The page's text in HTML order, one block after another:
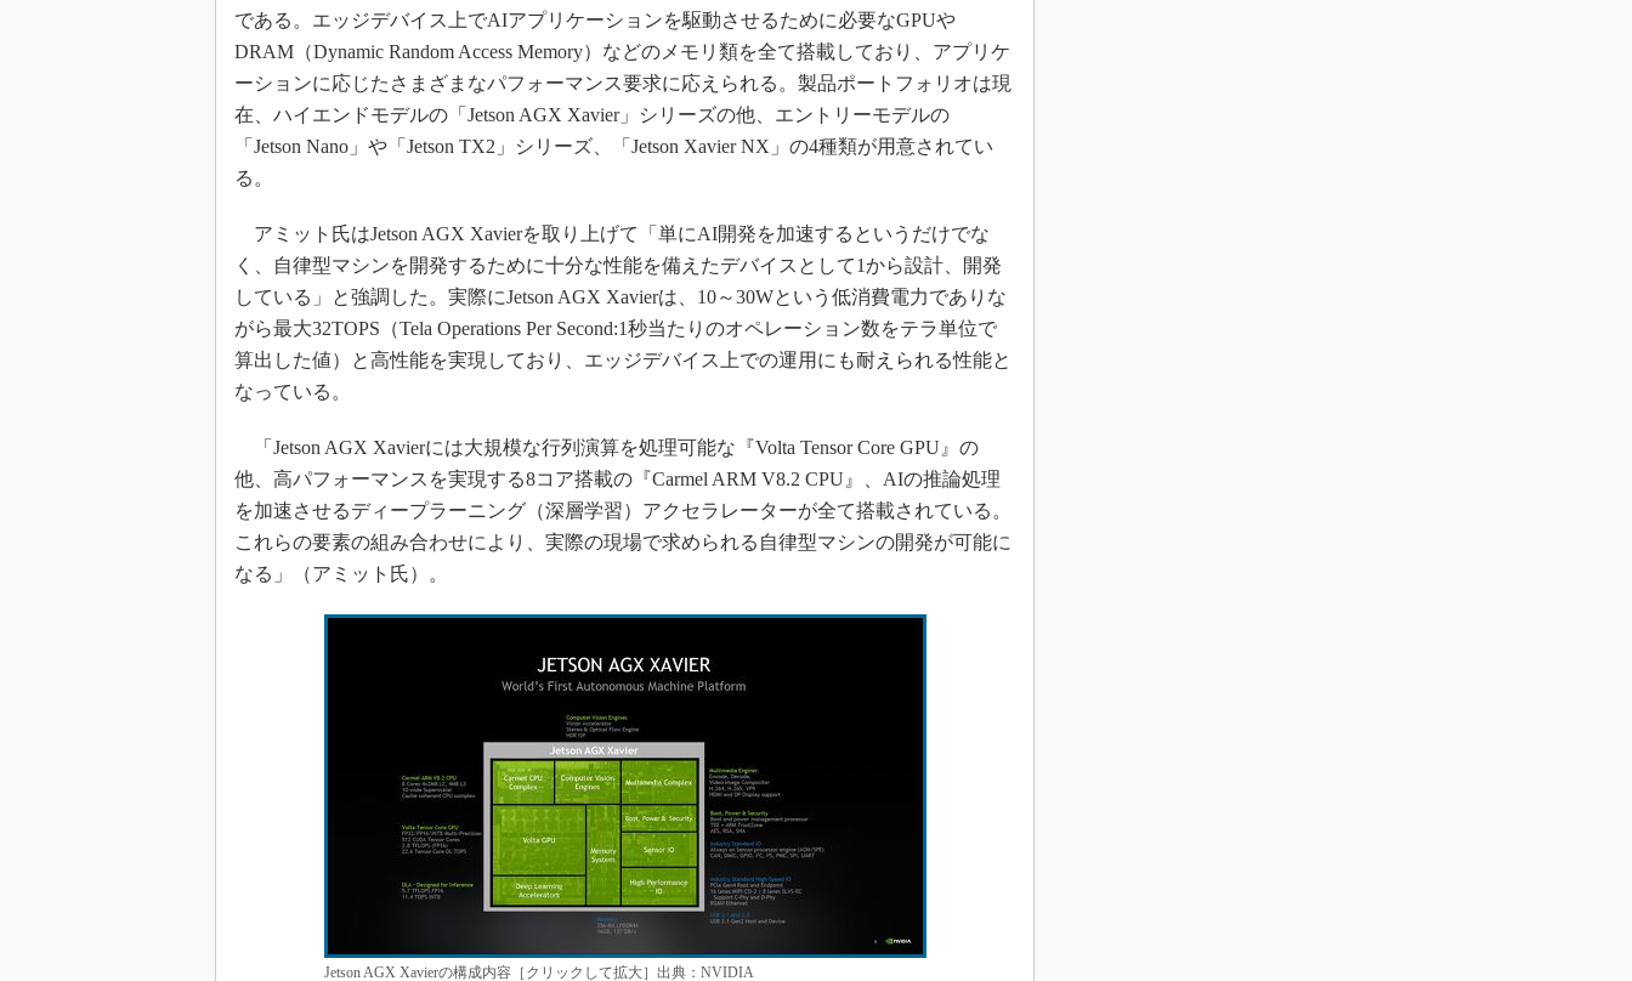
である。エッジデバイス上でAIアプリケーションを駆動させるために必要なGPUや
DRAM（Dynamic Random Access Memory）などのメモリ類を全て搭載しており、アプリケ
ーションに応じたさまざまなパフォーマンス要求に応えられる。製品ポートフォリオは現
在、ハイエンドモデルの「Jetson AGX Xavier」シリーズの他、エントリーモデルの
「Jetson Nano」や「Jetson TX2」シリーズ、「Jetson Xavier NX」の4種類が用意されてい
る。
アミット氏はJetson AGX Xavierを取り上げて「単にAI開発を加速するというだけでな
く、自律型マシンを開発するために十分な性能を備えたデバイスとして1から設計、開発
している」と強調した。実際にJetson AGX Xavierは、10～30Wという低消費電力でありな
がら最大32TOPS（Tela Operations Per Second:1秒当たりのオペレーション数をテラ単位で
算出した値）と高性能を実現しており、エッジデバイス上での運用にも耐えられる性能と
なっている。
「Jetson AGX Xavierには大規模な行列演算を処理可能な『Volta Tensor Core GPU』の
他、高パフォーマンスを実現する8コア搭載の『Carmel ARM V8.2 CPU』、AIの推論処理
を加速させるディープラーニング（深層学習）アクセラレーターが全て搭載されている。
これらの要素の組み合わせにより、実際の現場で求められる自律型マシンの開発が可能に
なる」（アミット氏）。
Jetson AGX Xavierの構成内容［クリックして拡大］出典：NVIDIA